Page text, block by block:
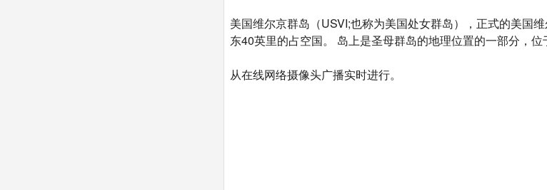
美国维尔京群岛（USVI;也称为美国处女群岛），正式的美国
东40英里的占空国。 岛上是圣母群岛的地理位置的一部分，位
从在线网络摄像头广播实时进行。